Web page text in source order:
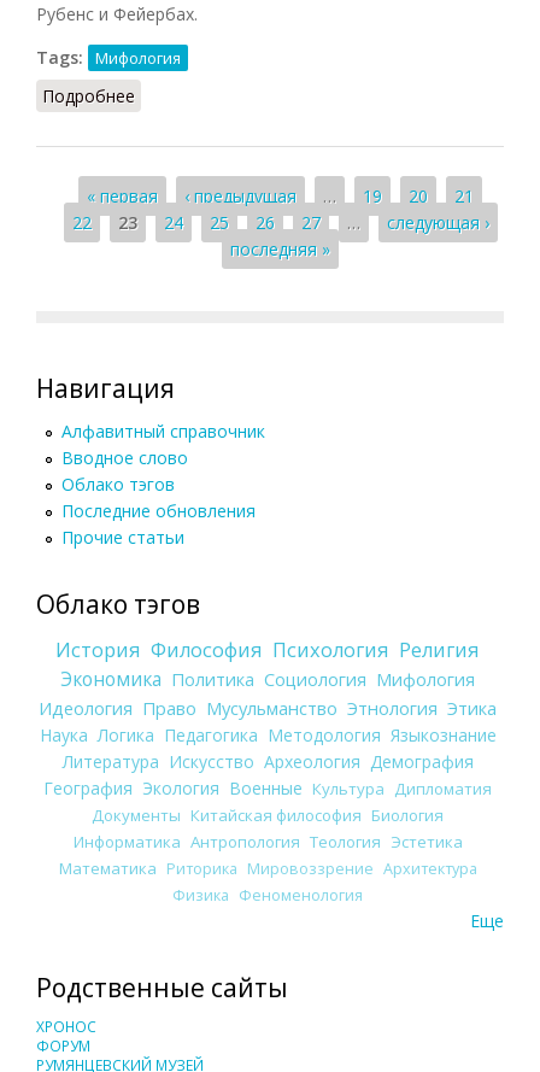
Рубенс и Фейербах.
Tags:
Мифология
Подробнее
Страницы
« первая ‹ предыдущая … 19 20
21
22
23 24 25 26 27 …
следующая ›
последняя »
Навигация
Алфавитный справочник
Вводное слово
Облако тэгов
Последние обновления
Прочие статьи
Облако тэгов
История Философия Психология Религия
Экономика Политика Социология Мифология
Идеология Право Мусульманство Этнология Этика
Наука Логика Педагогика Методология Языкознание
Литература Искусство Археология Демография
География Экология Военные Культура
Дипломатия
Документы Китайская философия Биология
Информатика Антропология Теология Эстетика
Математика Риторика Мировоззрение Архитектура
Физика Феноменология
Еще
Родственные сайты
ХРОНОС
ФОРУМ
РУМЯНЦЕВСКИЙ МУЗЕЙ